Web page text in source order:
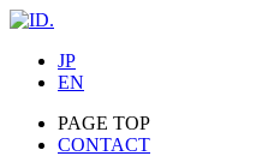
JP
EN
PAGE TOP
CONTACT